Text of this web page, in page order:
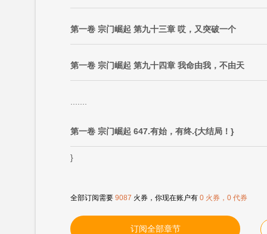
第一卷 宗门崛起 第九十三章 哎，又突破一个
第一卷 宗门崛起 第九十四章 我命由我，不由天
第一卷 宗门崛起 647.有始，有终.{大结局！}
}
全部订阅需要 9087 火券，你现在账户有 0 火券，0 代券
订阅全部章节